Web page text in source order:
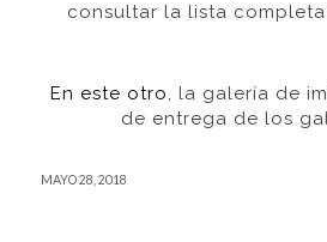
consultar la lista
En este otro, la galería de
de entrega de los
MAYO 28, 2018